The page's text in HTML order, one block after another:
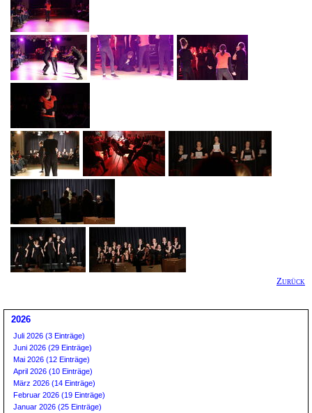
Zurück
2026
Juli 2026 (3 Einträge)
Juni 2026 (29 Einträge)
Mai 2026 (12 Einträge)
April 2026 (10 Einträge)
März 2026 (14 Einträge)
Februar 2026 (19 Einträge)
Januar 2026 (25 Einträge)